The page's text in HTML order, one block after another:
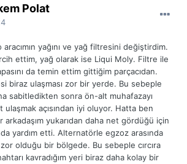
Polat
yağını ve yağ filtresini değiştirdim.
ettim, yağ olarak ise Liqui Moly. Filtre ile
da temin ettim gittiğim parçacıdan.
biraz ulaşması zor bir yerde. Bu sebeple
sabitledikten sonra ön-alt muhafazayı
açısından iyi oluyor. Hatta ben
arkadaşım yukarıdan daha net gördüğü için
yardım etti. Alternatörle egzoz arasında
olduğu bir bölgede. Bu sebeple cırcıra
kavradığım yeri biraz daha kolay bir